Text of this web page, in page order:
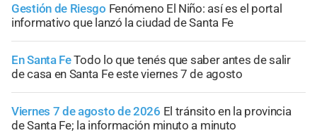
Gestión de Riesgo Fenómeno El Niño: así es el portal
informativo que lanzó la ciudad de Santa Fe
En Santa FeTodo lo que tenés que saber antes de salir
de casa en Santa Fe este viernes 7 de agosto
Viernes 7 de agosto de 2026 El tránsito en la provincia
de Santa Fe; la información minuto a minuto